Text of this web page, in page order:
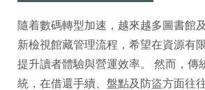
隨着數碼轉型加速，越來越多圖書館
新檢視館藏管理流程，希望在資源有
提升讀者體驗與營運效率。 然而，傳
統，在借還手續、盤點及防盜方面往